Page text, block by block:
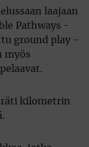
laajaan
Pathways -
ground play -
myös
kilometrin